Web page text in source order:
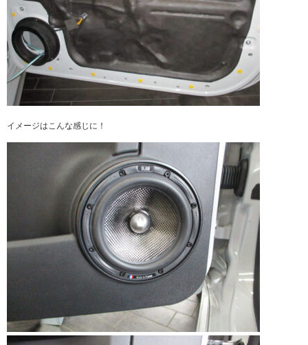
イメージはこんな感じに！